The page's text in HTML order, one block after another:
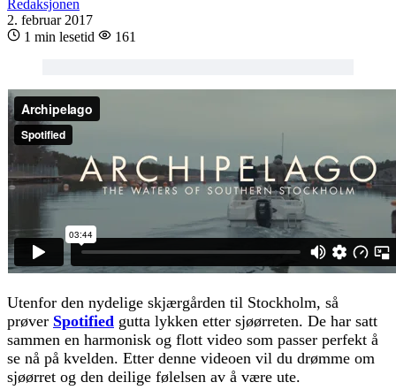
Redaksjonen
2. februar 2017
1 min lesetid
161
Utenfor den nydelige skjærgården til Stockholm, så
prøver Spotified gutta lykken etter sjøørreten. De har satt
sammen en harmonisk og flott video som passer perfekt å
se nå på kvelden. Etter denne videoen vil du drømme om
sjøørret og den deilige følelsen av å være ute.